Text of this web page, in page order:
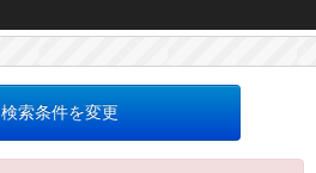
検索条件を変更